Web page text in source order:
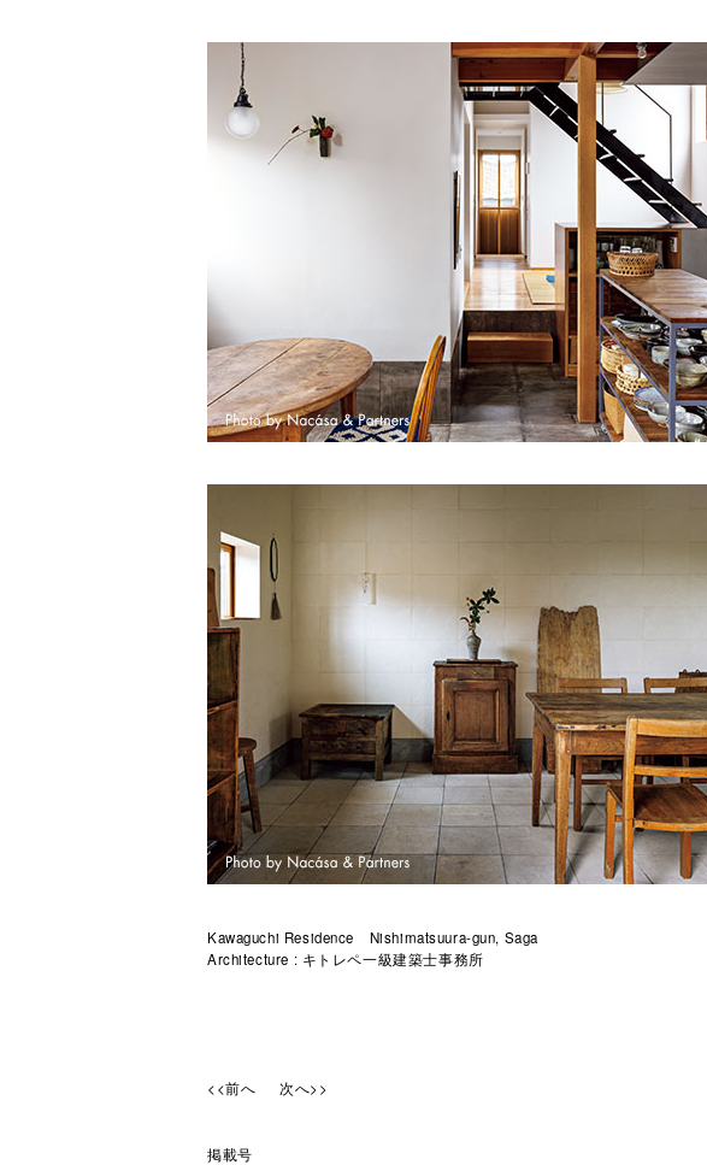
Kawaguchi Residence Nishimatsuura-gun, Saga
Architecture : キトレペ一級建築士事務所
<<前へ 次へ>>
掲載号